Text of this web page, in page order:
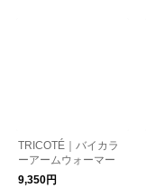
TRICOTÉ｜バイカラ
ーアームウォーマー
9,350円